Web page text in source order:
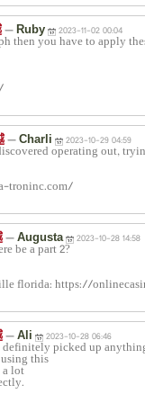
— Ruby 2023-11-02 00:04
then you have to apply
— Charli 2023-10-29 04:59
operating out,
troninc.com/
— Augusta 2023-10-28 14:58
be a part 2?
florida: https://
— Ali 2023-10-28 06:46
picked up
this
a lot